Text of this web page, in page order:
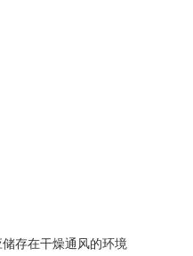
存在干燥通风的环境